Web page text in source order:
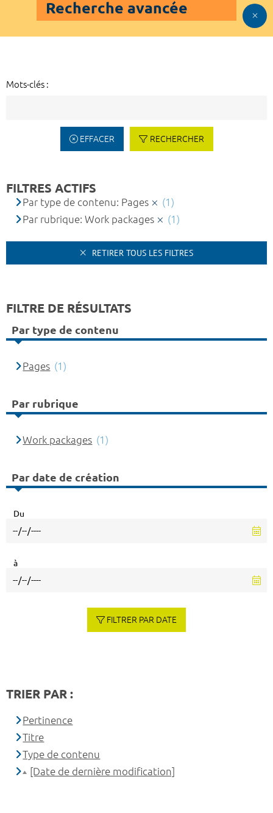
Recherche avancée
Mots-clés :
EFFACER RECHERCHER
FILTRES ACTIFS
Par type de contenu: Pages
(1)
Par rubrique: Work packages
(1)
RETIRER TOUS LES FILTRES
FILTRE DE RÉSULTATS
Par type de contenu
Pages (1)
Par rubrique
Work packages (1)
Par date de création
Du
à
FILTRER PAR DATE
TRIER PAR :
Pertinence
Titre
Type de contenu
[Date de dernière modification]